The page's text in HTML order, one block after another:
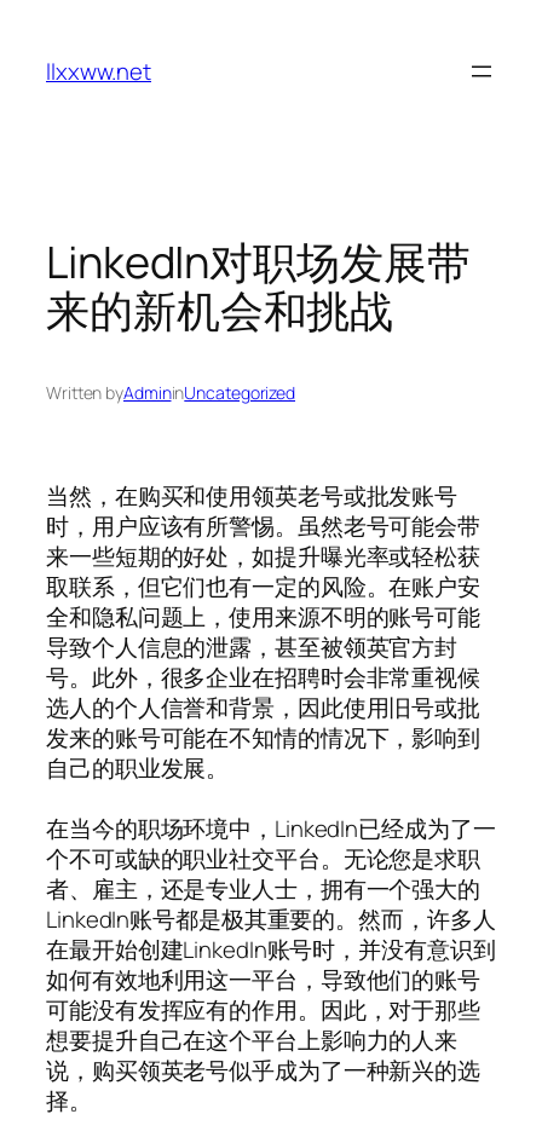
content
llxxww.net
LinkedIn对职场发展带
来的新机会和挑战
Written byAdmininUncategorized
当然，在购买和使用领英老号或批发账号
时，用户应该有所警惕。虽然老号可能会带
来一些短期的好处，如提升曝光率或轻松获
取联系，但它们也有一定的风险。在账户安
全和隐私问题上，使用来源不明的账号可能
导致个人信息的泄露，甚至被领英官方封
号。此外，很多企业在招聘时会非常重视候
选人的个人信誉和背景，因此使用旧号或批
发来的账号可能在不知情的情况下，影响到
自己的职业发展。
在当今的职场环境中，LinkedIn已经成为了一
个不可或缺的职业社交平台。无论您是求职
者、雇主，还是专业人士，拥有一个强大的
LinkedIn账号都是极其重要的。然而，许多人
在最开始创建LinkedIn账号时，并没有意识到
如何有效地利用这一平台，导致他们的账号
可能没有发挥应有的作用。因此，对于那些
想要提升自己在这个平台上影响力的人来
说，购买领英老号似乎成为了一种新兴的选
择。